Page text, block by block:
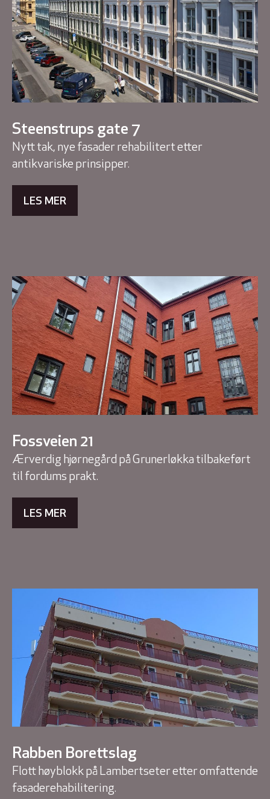
Steenstrups gate 7
Nytt tak, nye fasader rehabilitert etter
antikvariske prinsipper.
LES MER
Fossveien 21
Ærverdig hjørnegård på Grunerløkka tilbakeført
til fordums prakt.
LES MER
Rabben Borettslag
Flott høyblokk på Lambertseter etter omfattende
fasaderehabilitering.